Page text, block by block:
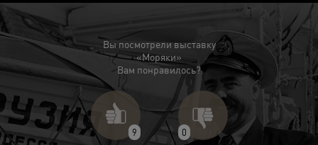
Вы посмотрели выставку
«Моряки»
Вам понравилось?
9 0